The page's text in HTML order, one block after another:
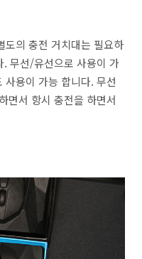
도의 충전 거치대는 필요하
. 무선/유선으로 사용이 가
용이 가능 합니다. 무선
면서 항시 충전을 하면서